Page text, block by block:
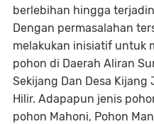
berlebihan hingga
Dengan permasalahan
melakukan inisiatif untuk
pohon di Daerah Aliran
Sekijang Dan Desa
Hilir. Adapapun jenis
pohon Mahoni, Pohon